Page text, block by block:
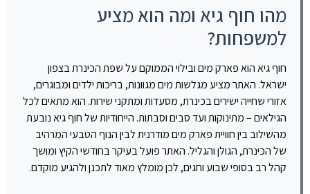
מהו חוף גיא ומה הוא מציע
למשפחות?
חוף גיא הוא פארק מים ובילוי הממוקם על שפת הכינרת בצפון
ישראל. האתר מציע מגלשות מים מגוונות, בריכות ילדים ומבוגרים,
אזורי שחייה ישירים בכינרת, מסעדות ומתקני שירות. הוא מתאים לכל
הגילאים – מתינוקות ועד סבים וסבתות. הייחודיות של חוף גיא נובעת
מהשילוב בין חוויית פארק מים מודרנית לבין הנוף הטבעי המרהיב
של הכינרת, הגולן והגליל. האתר פועל בעיקר בחודשי הקיץ ומושך
קהל רב בסופי שבוע וחגים, לכן מומלץ מאוד לתכנן ולהגיע מוקדם.